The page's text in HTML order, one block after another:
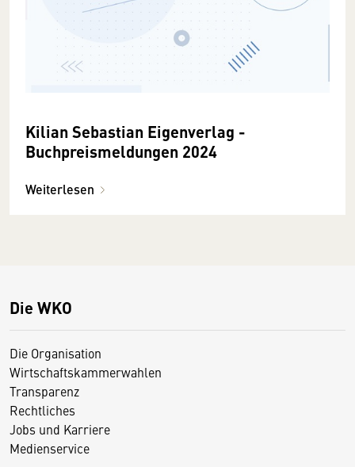
Kilian Sebastian Eigenverlag -
Buchpreismeldungen 2024
Weiterlesen
Die WKO
Die Organisation
Wirtschaftskammerwahlen
Transparenz
Rechtliches
Jobs und Karriere
Medienservice